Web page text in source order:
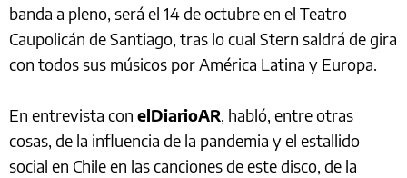
banda a pleno, será el 14 de octubre en el Teatro
Caupolicán de Santiago, tras lo cual Stern saldrá de gira
con todos sus músicos por América Latina y Europa.
En entrevista con elDiarioAR, habló, entre otras
cosas, de la influencia de la pandemia y el estallido
social en Chile en las canciones de este disco, de la